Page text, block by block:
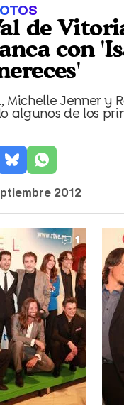
de
con
Michelle Jenner y
algunos de los
2012
1